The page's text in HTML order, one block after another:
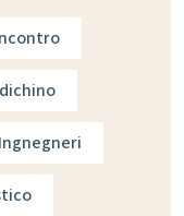
Ingnegneri